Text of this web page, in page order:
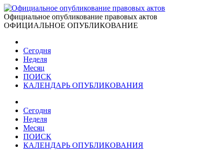
Официальное опубликование правовых актов
ОФИЦИАЛЬНОЕ ОПУБЛИКОВАНИЕ
Сегодня
Неделя
Месяц
ПОИСК
КАЛЕНДАРЬ ОПУБЛИКОВАНИЯ
Сегодня
Неделя
Месяц
ПОИСК
КАЛЕНДАРЬ ОПУБЛИКОВАНИЯ